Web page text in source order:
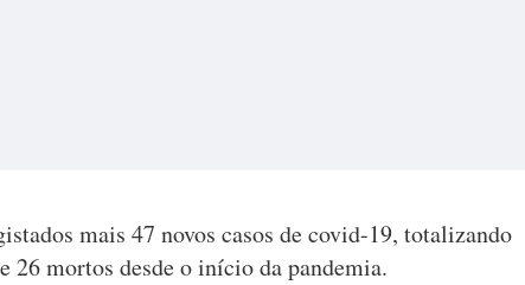
mais 47 novos casos de covid-19, totalizando
26 mortos desde o início da pandemia.